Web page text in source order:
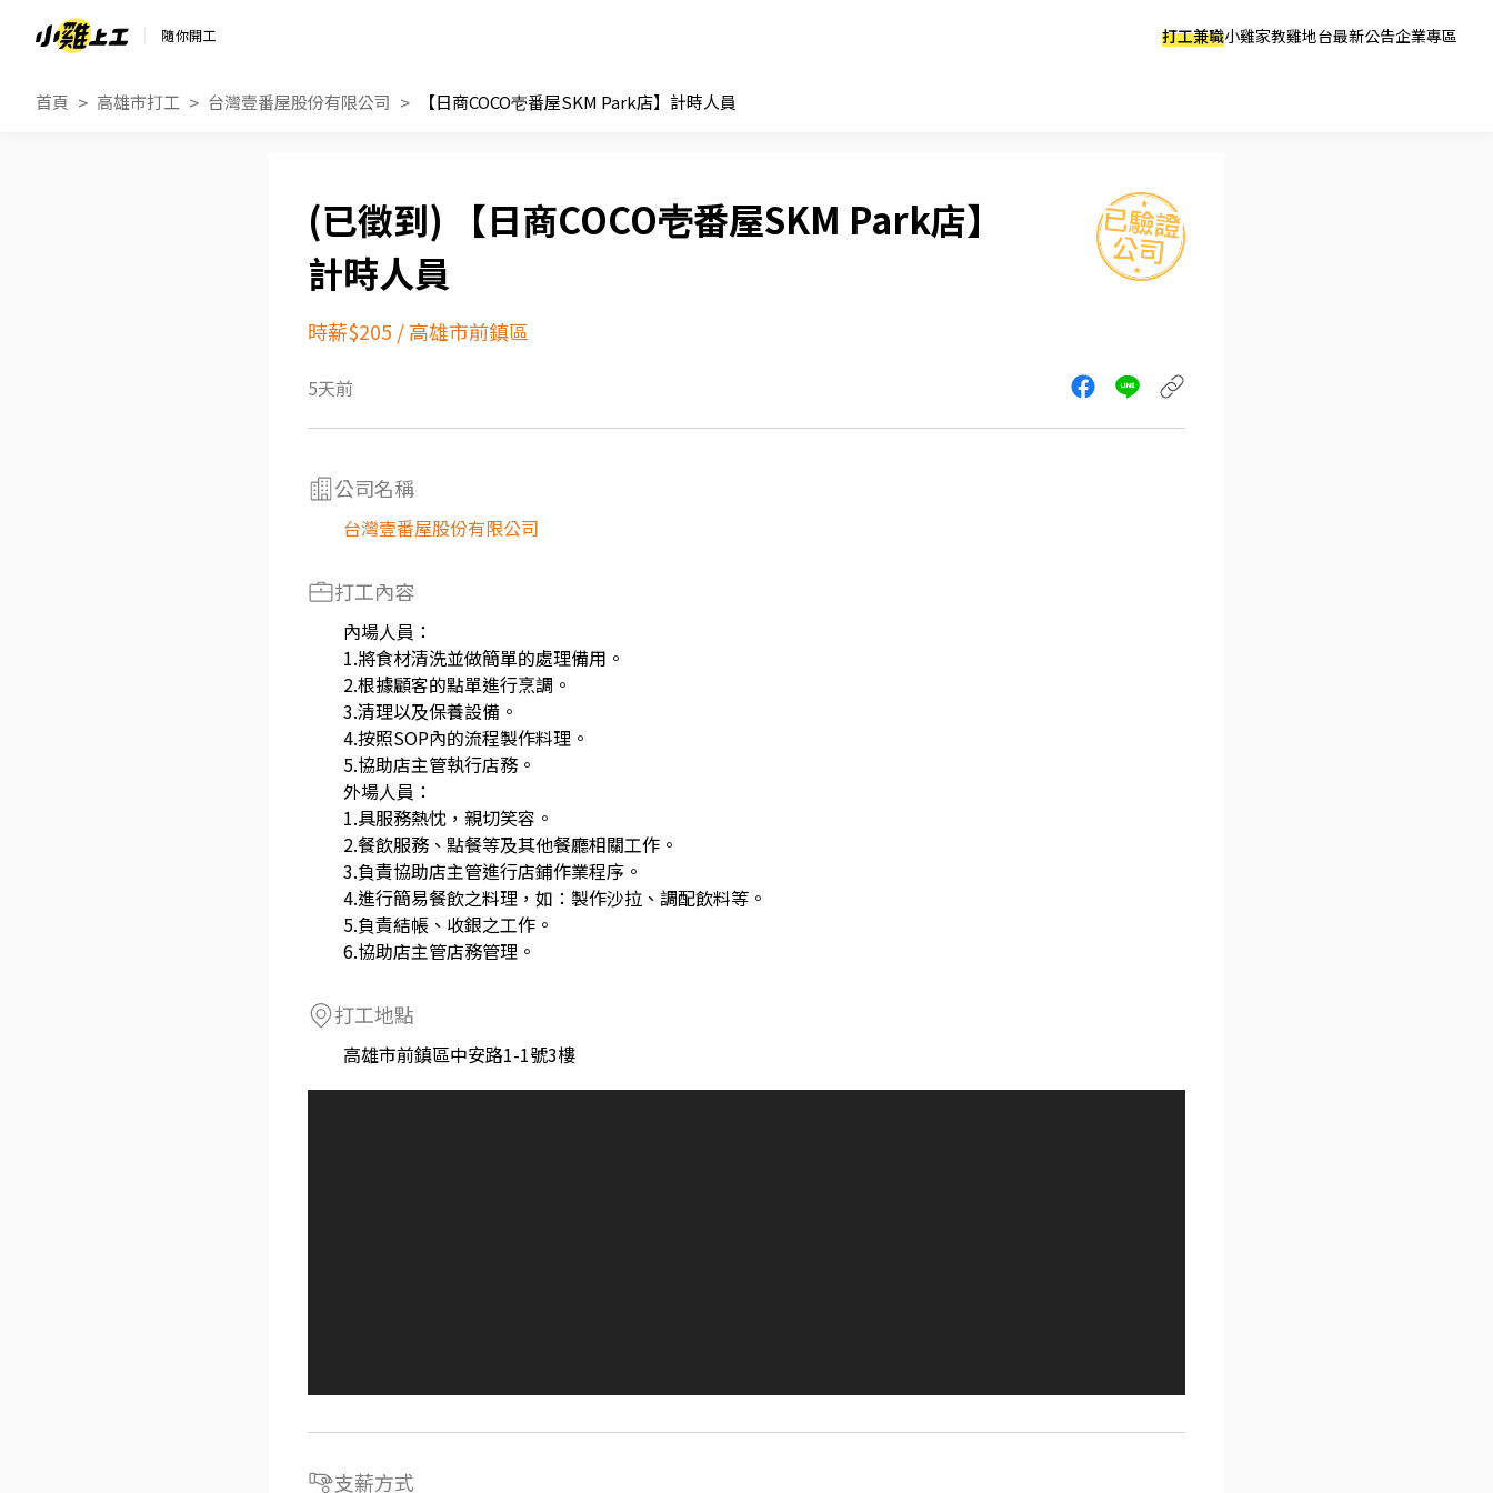
隨你開工 打工兼職小雞家教雞地台最新公告企業專區
首頁 高雄市打工 台灣壹番屋股份有限公司 【日商COCO壱番屋SKM Park店】計時人員
【日商COCO壱番屋SKM Park店】
計時人員
時薪$205 /高雄市前鎮區
5天前
公司名稱
台灣壹番屋股份有限公司
打工內容
內場人員：
1.將食材清洗並做簡單的處理備用。
2.根據顧客的點單進行烹調。
3.清理以及保養設備。
4.按照SOP內的流程製作料理。
5.協助店主管執行店務。
外場人員：
1.具服務熱忱，親切笑容。
2.餐飲服務、點餐等及其他餐廳相關工作。
3.負責協助店主管進行店鋪作業程序。
4.進行簡易餐飲之料理，如：製作沙拉、調配飲料等。
5.負責結帳、收銀之工作。
6.協助店主管店務管理。
打工地點
高雄市前鎮區中安路1-1號3樓
支薪方式